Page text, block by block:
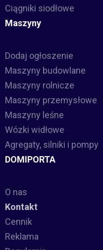
Ciągniki siodłowe
Maszyny
Dodaj ogłoszenie
Maszyny budowlane
Maszyny rolnicze
Maszyny przemysłowe
Maszyny leśne
Wózki widłowe
Agregaty, silniki i pompy
DOMIPORTA
O nas
Kontakt
Cennik
Reklama